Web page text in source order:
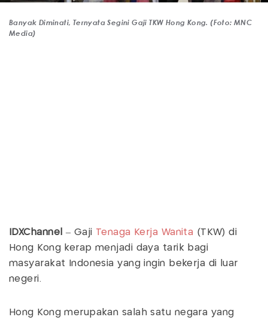
Banyak Diminati, Ternyata Segini Gaji TKW Hong Kong. (Foto: MNC
Media)
IDXChannel – Gaji Tenaga Kerja Wanita (TKW) di
Hong Kong kerap menjadi daya tarik bagi
masyarakat Indonesia yang ingin bekerja di luar
negeri.
Hong Kong merupakan salah satu negara yang